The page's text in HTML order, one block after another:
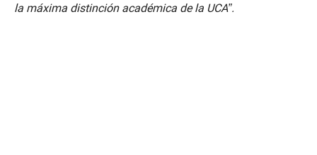
la máxima distinción académica de la UCA”.